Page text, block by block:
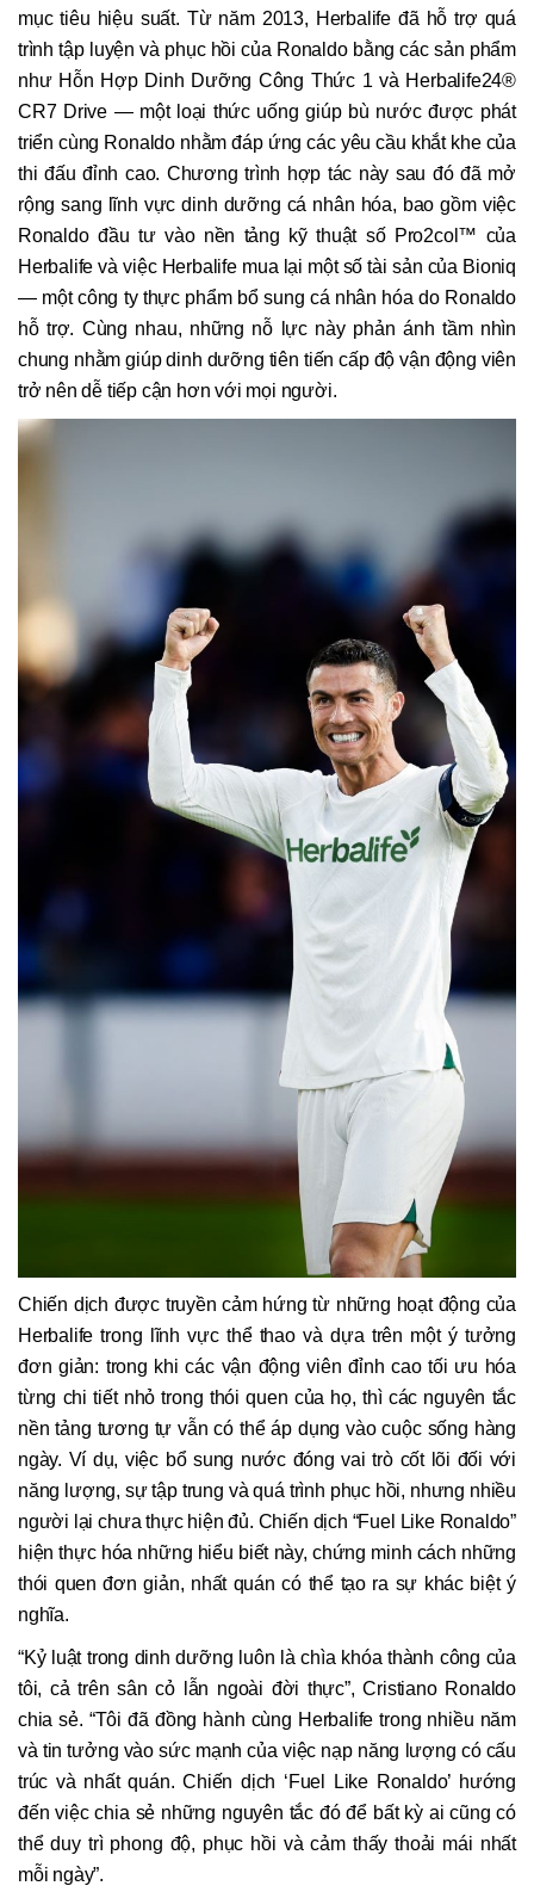
mục tiêu hiệu suất. Từ năm 2013, Herbalife đã hỗ trợ quá
trình tập luyện và phục hồi của Ronaldo bằng các sản phẩm
như Hỗn Hợp Dinh Dưỡng Công Thức 1 và Herbalife24®
CR7 Drive — một loại thức uống giúp bù nước được phát
triển cùng Ronaldo nhằm đáp ứng các yêu cầu khắt khe của
thi đấu đỉnh cao. Chương trình hợp tác này sau đó đã mở
rộng sang lĩnh vực dinh dưỡng cá nhân hóa, bao gồm việc
Ronaldo đầu tư vào nền tảng kỹ thuật số Pro2col™ của
Herbalife và việc Herbalife mua lại một số tài sản của Bioniq
— một công ty thực phẩm bổ sung cá nhân hóa do Ronaldo
hỗ trợ. Cùng nhau, những nỗ lực này phản ánh tầm nhìn
chung nhằm giúp dinh dưỡng tiên tiến cấp độ vận động viên
trở nên dễ tiếp cận hơn với mọi người.
Chiến dịch được truyền cảm hứng từ những hoạt động của
Herbalife trong lĩnh vực thể thao và dựa trên một ý tưởng
đơn giản: trong khi các vận động viên đỉnh cao tối ưu hóa
từng chi tiết nhỏ trong thói quen của họ, thì các nguyên tắc
nền tảng tương tự vẫn có thể áp dụng vào cuộc sống hàng
ngày. Ví dụ, việc bổ sung nước đóng vai trò cốt lõi đối với
năng lượng, sự tập trung và quá trình phục hồi, nhưng nhiều
người lại chưa thực hiện đủ. Chiến dịch “Fuel Like Ronaldo”
hiện thực hóa những hiểu biết này, chứng minh cách những
thói quen đơn giản, nhất quán có thể tạo ra sự khác biệt ý
nghĩa.
“Kỷ luật trong dinh dưỡng luôn là chìa khóa thành công của
tôi, cả trên sân cỏ lẫn ngoài đời thực”, Cristiano Ronaldo
chia sẻ. “Tôi đã đồng hành cùng Herbalife trong nhiều năm
và tin tưởng vào sức mạnh của việc nạp năng lượng có cấu
trúc và nhất quán. Chiến dịch ‘Fuel Like Ronaldo’ hướng
đến việc chia sẻ những nguyên tắc đó để bất kỳ ai cũng có
thể duy trì phong độ, phục hồi và cảm thấy thoải mái nhất
mỗi ngày”.